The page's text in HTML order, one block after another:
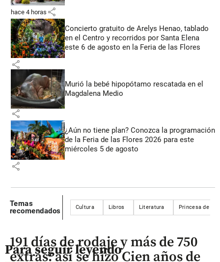
hace 4 horas share
Concierto gratuito de Arelys Henao, tablado
en el Centro y recorridos por Santa Elena
este 6 de agosto en la Feria de las Flores
share
Murió la bebé hipopótamo rescatada en el
Magdalena Medio
share
¿Aún no tiene plan? Conozca la programación
de la Feria de las Flores 2026 para este
miércoles 5 de agosto
share
Temas
recomendados
Cultura Libros Literatura Princesa de
Para seguir leyendo
191 días de rodaje y más de 750
extras: así se hizo Cien años de